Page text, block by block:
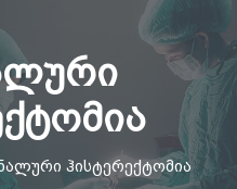
ჰისტერექტომია